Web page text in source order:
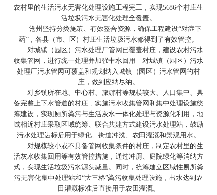
农村里的生活污水无害化处理设施工程完工，实现5686个村庄生
活垃圾污水无害化处理全覆盖。
沧州坚持分类施策、有效整合资源，确保工程建设“对症下
药”，各县（市、区）村庄生活垃圾污水都得到了有效管控。
对城镇（园区）污水处理厂管网已覆盖村庄，建设农村污水
收集管网，进行统一处理并加强中水回用；对城镇（园区）污水
处理厂污水管网可覆盖和规划纳入城镇（园区）污水管网的村
庄，做到应纳尽纳。
对乡镇所在地、中心村、旅游村等规模较大、人口集中、具
备完整上下水管道的村庄，实施污水收集管网和集中处理设施统
筹建设，实现厕所粪污与生活灰水一体化处理与资源化利用，地
域相近村庄采取区域统筹、联合共建方式建设污水处理站，鼓励
污水处理达标后用于绿化、街道冲洗、农田灌溉和景观用水。
对规模较小或不具备管网收集条件的村庄，制定农村里的生
活灰水收集回用等有效管控措施，通过冲厕、庭院绿化等消纳方
式，实现生活垃圾污水源头减量。同时，统筹建立区域性厕所粪
污无害化集中处理站和“大三格”粪污收集处理设施，出水达到农
田灌溉标准后直接用于农田灌溉。